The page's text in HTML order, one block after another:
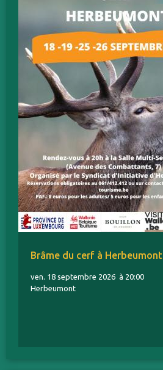
Brâme du cerf à Herbeumont
ven. 18 septembre 2026 à 20:00
Herbeumont